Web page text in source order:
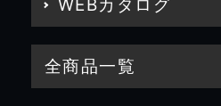
WEBカタログ
全商品一覧